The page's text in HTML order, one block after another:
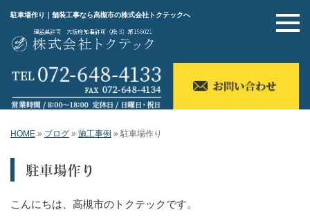
駐車場作り｜舗装工事なら高槻市の株式会社トクテックへ
HOME » ブログ » 施工事例 » 駐車場作り
駐車場作り
こんにちは、高槻市のトクテックです。